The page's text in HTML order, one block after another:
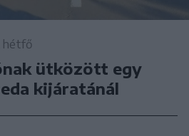
hétfő
ütközött egy
kijáratánál